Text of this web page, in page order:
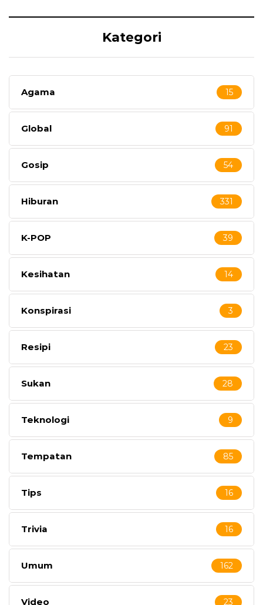
Kategori
Agama 15
Global 91
Gosip 54
Hiburan 331
K-POP 39
Kesihatan 14
Konspirasi 3
Resipi 23
Sukan 28
Teknologi 9
Tempatan 85
Tips 16
Trivia 16
Umum 162
Video 23